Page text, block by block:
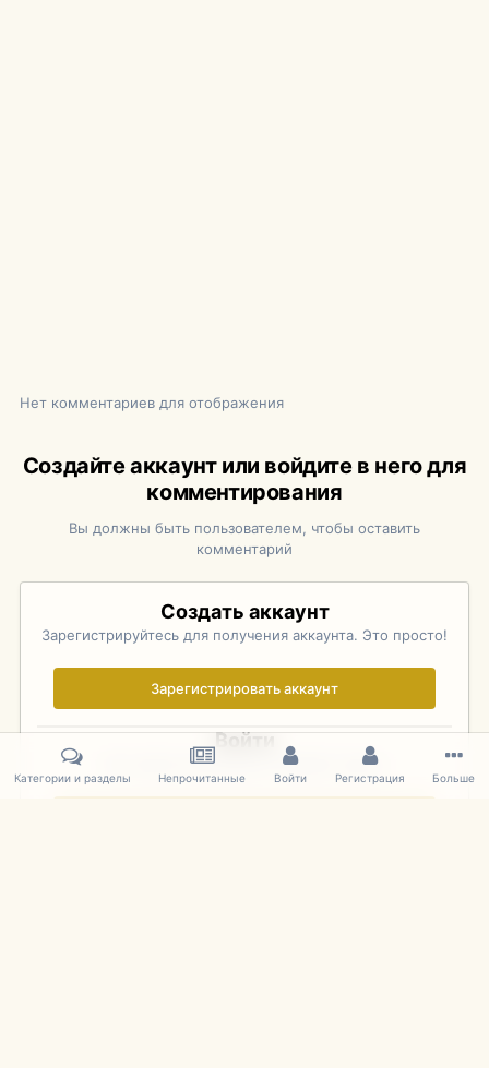
Нет комментариев для отображения
Создайте аккаунт или войдите в него для
комментирования
Вы должны быть пользователем, чтобы оставить
комментарий
Создать аккаунт
Зарегистрируйтесь для получения аккаунта. Это просто!
Зарегистрировать аккаунт
Войти
Уже зарегистрированы? Войдите здесь.
Категории и разделы Непрочитанные Войти Регистрация Больше